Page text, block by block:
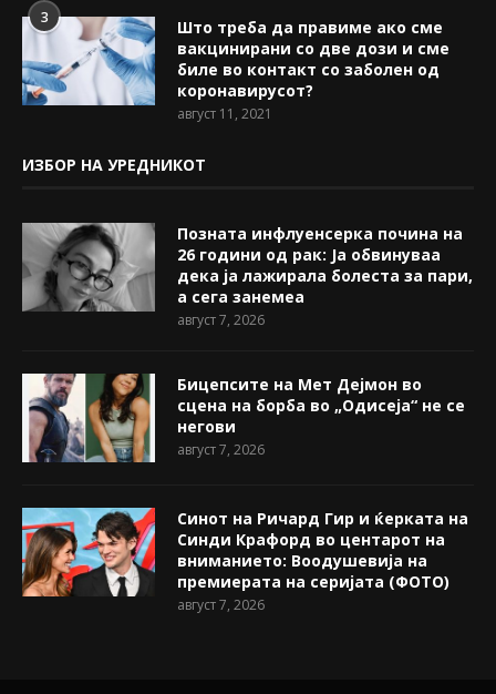
3
Што треба да правиме ако сме
вакцинирани со две дози и сме
биле во контакт со заболен од
коронавирусот?
август 11, 2021
ИЗБОР НА УРЕДНИКОТ
Позната инфлуенсерка почина на
26 години од рак: Ја обвинуваа
дека ја лажирала болеста за пари,
а сега занемеа
август 7, 2026
Бицепсите на Мет Дејмон во
сцена на борба во „Одисеја“ не се
негови
август 7, 2026
Синот на Ричард Гир и ќерката на
Синди Крафорд во центарот на
вниманието: Воодушевија на
премиерата на серијата (ФОТО)
август 7, 2026